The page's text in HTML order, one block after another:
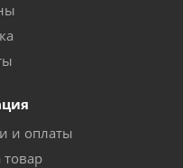
и оплаты
товар